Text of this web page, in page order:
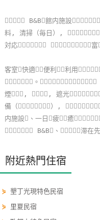
線
服
紅
利
查
詢
房
Q&A
國
旅
 B&B館内施設
料, 清掃（毎日）,
対応 富
客室快適便利利用
。
煙, , 遮光
備（）,
内施設、一日疲癒
 B&B、滞在
附近熱門住宿
⋟ 墾丁光現特色民宿
⋟ 里夏民宿